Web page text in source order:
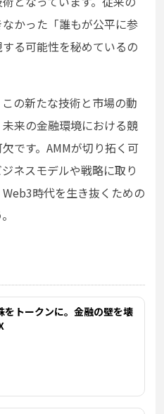
かった「誰もが公平に参
る可能性を秘めているの
の新たな技術と市場の動
来の金融環境における競
です。AMMが切り拓く可
ネスモデルや戦略に取り
時代を生き抜くための
をトークンに。金融の壁を壊